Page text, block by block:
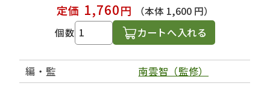
定価 1,760円
（本体 1,600 円）
個数
カートへ入れる
編・監
南雲智（監修）